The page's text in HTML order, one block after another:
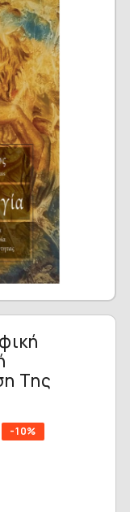
Της
-10%